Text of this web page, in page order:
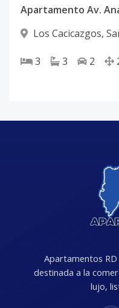
Apartamento Av.
Los Cacicazgos,
3 3 2
Apartamentos RD
destinada a la
lujo,